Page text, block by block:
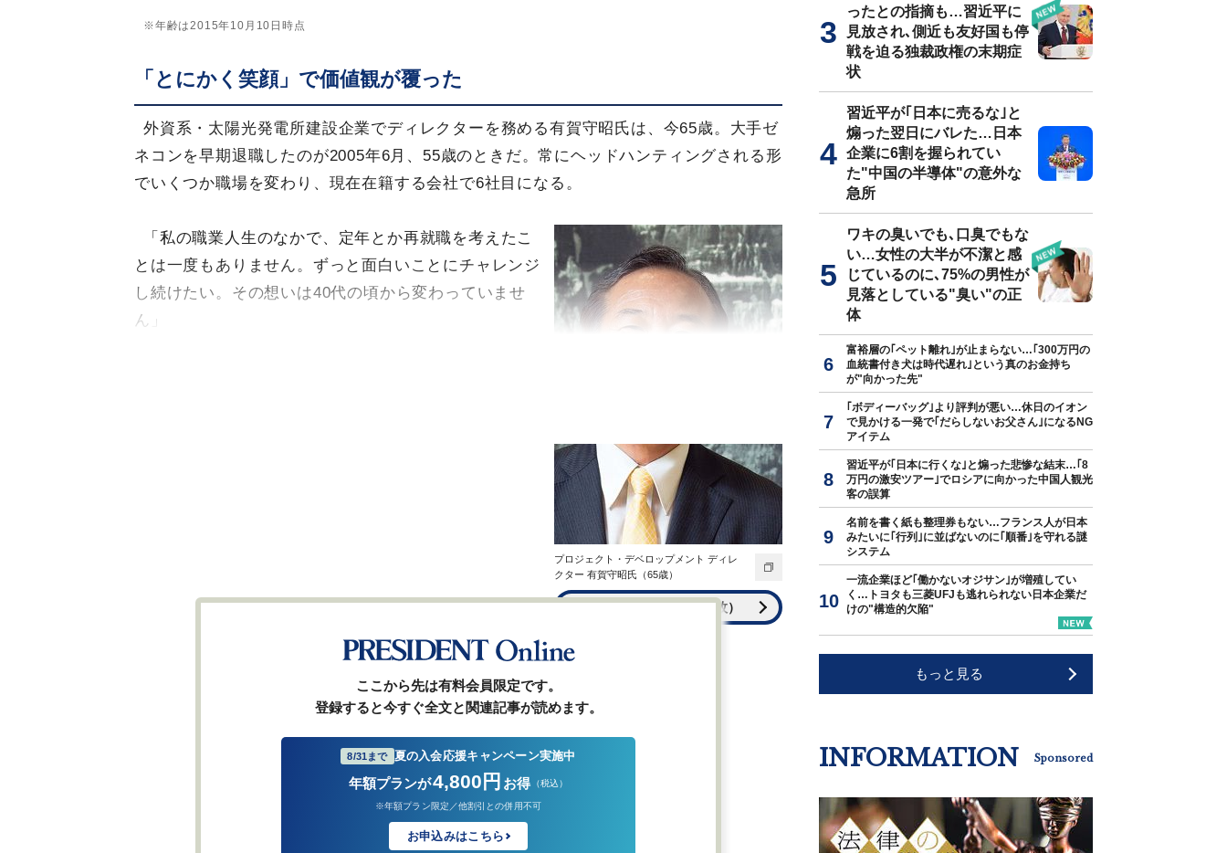
※年齢は2015年10月10日時点
「とにかく笑顔」で価値観が覆った
外資系・太陽光発電所建設企業でディレクターを務める有賀守昭氏は、今65歳。大手ゼ
ネコンを早期退職したのが2005年6月、55歳のときだ。常にヘッドハンティングされる形
でいくつか職場を変わり、現在在籍する会社で6社目になる。
プロジェクト・デベロップメント ディレ
クター 有賀守昭氏（65歳）
全ての画像を見る（5枚）
「私の職業人生のなかで、定年とか再就職を考えたこ
とは一度もありません。ずっと面白いことにチャレンジ
し続けたい。その想いは40代の頃から変わっていませ
ん」
ここから先は有料会員限定です。
登録すると今すぐ全文と関連記事が読めます。
8/31まで 夏の入会応援キャンペーン実施中
年額プランが4,800円 お得 （税込）
※年額プラン限定／他割引との併用不可
お申込みはこちら
ったとの指摘も…習近平に
見放され､側近も友好国も停
戦を迫る独裁政権の末期症
状
習近平が｢日本に売るな｣と
煽った翌日にバレた…日本
企業に6割を握られてい
た"中国の半導体"の意外な
急所
ワキの臭いでも､口臭でもな
い…女性の大半が不潔と感
じているのに､75%の男性が
見落としている"臭い"の正
体
富裕層の｢ペット離れ｣が止まらない…｢300万円の
血統書付き犬は時代遅れ｣という真のお金持ち
が"向かった先"
｢ボディーバッグ｣より評判が悪い…休日のイオン
で見かける一発で｢だらしないお父さん｣になるNG
アイテム
習近平が｢日本に行くな｣と煽った悲惨な結末…｢8
万円の激安ツアー｣でロシアに向かった中国人観光
客の誤算
名前を書く紙も整理券もない…フランス人が日本
みたいに｢行列｣に並ばないのに｢順番｣を守れる謎
システム
一流企業ほど｢働かないオジサン｣が増殖してい
く…トヨタも三菱UFJも逃れられない日本企業だ
けの"構造的欠陥"
もっと見る
INFORMATION Sponsored